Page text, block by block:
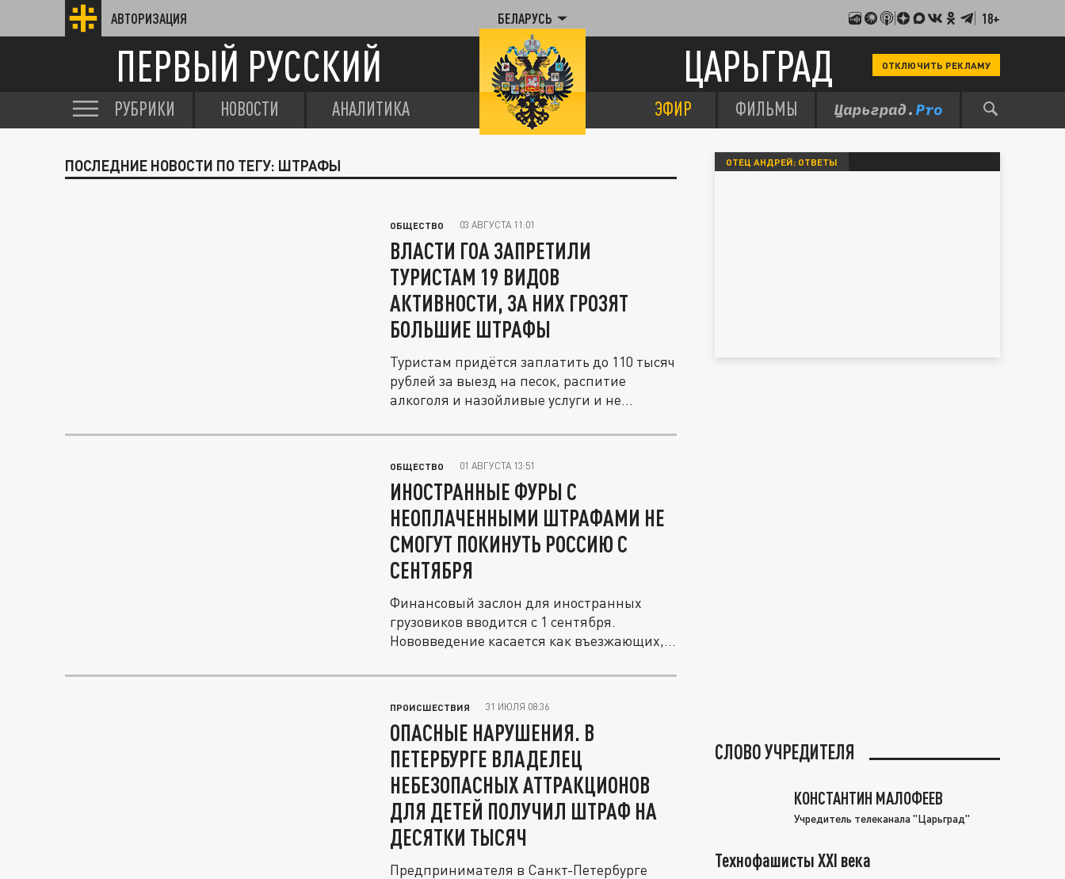
АВТОРИЗАЦИЯ БЕЛАРУСЬ 18+
ПЕРВЫЙ РУССКИЙ ЦАРЬГРАД ОТКЛЮЧИТЬ РЕКЛАМУ
РУБРИКИ НОВОСТИ АНАЛИТИКА ЭФИР ФИЛЬМЫ
ПОСЛЕДНИЕ НОВОСТИ ПО ТЕГУ: ШТРАФЫ
ОБЩЕСТВО 03 АВГУСТА 11:01
ВЛАСТИ ГОА ЗАПРЕТИЛИ
ТУРИСТАМ 19 ВИДОВ
АКТИВНОСТИ, ЗА НИХ ГРОЗЯТ
БОЛЬШИЕ ШТРАФЫ
Туристам придётся заплатить до 110 тысяч
рублей за выезд на песок, распитие
алкоголя и назойливые услуги и не...
ОБЩЕСТВО 01 АВГУСТА 13:51
ИНОСТРАННЫЕ ФУРЫ С
НЕОПЛАЧЕННЫМИ ШТРАФАМИ НЕ
СМОГУТ ПОКИНУТЬ РОССИЮ С
СЕНТЯБРЯ
Финансовый заслон для иностранных
грузовиков вводится с 1 сентября.
Нововведение касается как въезжающих,
ПРОИСШЕСТВИЯ 31 ИЮЛЯ 08:36
ОПАСНЫЕ НАРУШЕНИЯ. В
ПЕТЕРБУРГЕ ВЛАДЕЛЕЦ
НЕБЕЗОПАСНЫХ АТТРАКЦИОНОВ
ДЛЯ ДЕТЕЙ ПОЛУЧИЛ ШТРАФ НА
ДЕСЯТКИ ТЫСЯЧ
Предпринимателя в Санкт-Петербурге
ОТЕЦ АНДРЕЙ: ОТВЕТЫ
СЛОВО УЧРЕДИТЕЛЯ
КОНСТАНТИН МАЛОФЕЕВ
Учредитель телеканала "Царьград"
Технофашисты XXI века